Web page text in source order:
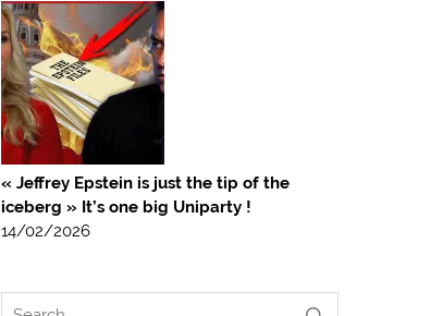
« Jeffrey Epstein is just the tip of the
iceberg » It’s one big Uniparty !
14/02/2026